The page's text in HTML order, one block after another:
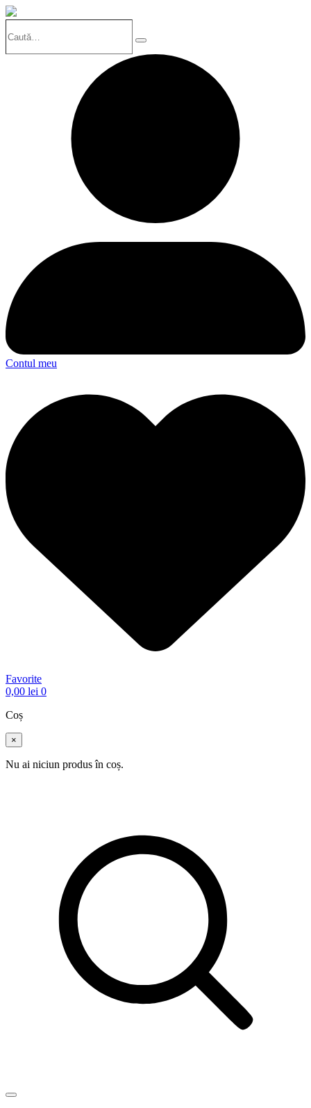
Search
Contul meu
Favorite
0,00 lei 0
Coș
×
Nu ai niciun produs în coș.